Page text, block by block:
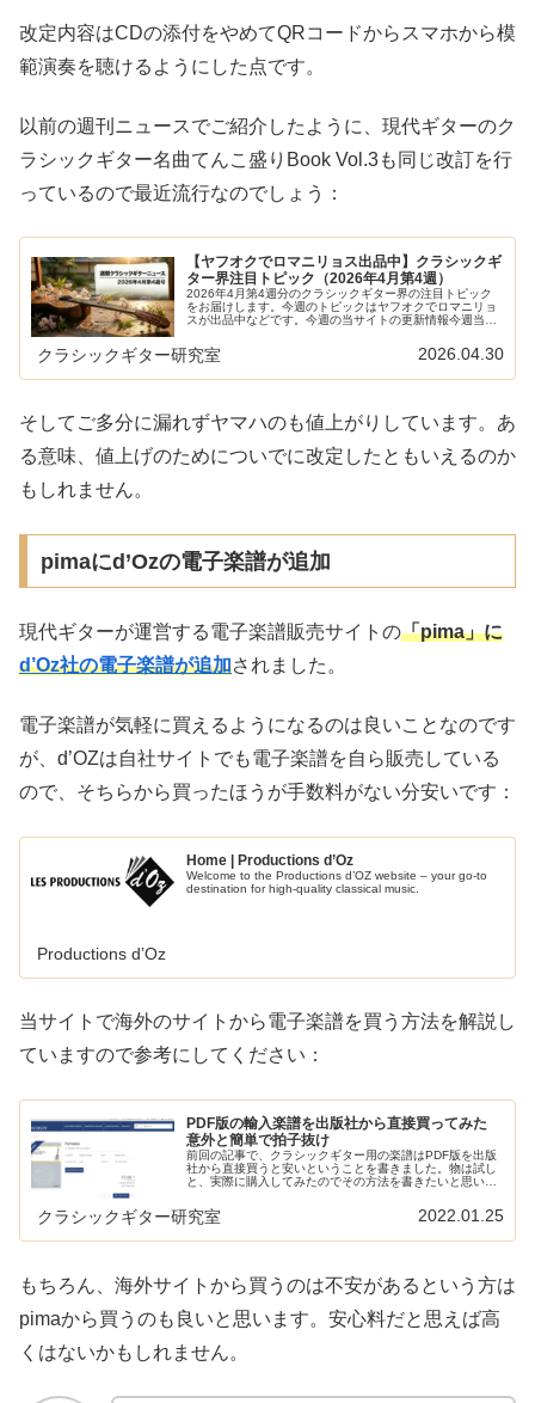
改定内容はCDの添付をやめてQRコードからスマホから模
範演奏を聴けるようにした点です。
以前の週刊ニュースでご紹介したように、現代ギターのク
ラシックギター名曲てんこ盛りBook Vol.3も同じ改訂を行
っているので最近流行なのでしょう：
【ヤフオクでロマニリョス出品中】クラシックギ
ター界注目トピック（2026年4月第4週）
2026年4月第4週分のクラシックギター界の注目トピック
をお届けします。今週のトピックはヤフオクでロマニリョ
スが出品中などです。今週の当サイトの更新情報今週当サ
け高級滑り止めの比較レビュー…
クラシックギター研究室 2026.04.30
そしてご多分に漏れずヤマハのも値上がりしています。あ
る意味、値上げのためについでに改定したともいえるのか
もしれません。
pimaにd’Ozの電子楽譜が追加
現代ギターが運営する電子楽譜販売サイトの「pima」に
d’Oz社の電子楽譜が追加されました。
電子楽譜が気軽に買えるようになるのは良いことなのです
が、d’OZは自社サイトでも電子楽譜を自ら販売している
ので、そちらから買ったほうが手数料がない分安いです：
Home | Productions d’Oz
Welcome to the Productions d’OZ website – your go-to
destination for high-quality classical music.
Productions d’Oz
当サイトで海外のサイトから電子楽譜を買う方法を解説し
ていますので参考にしてください：
PDF版の輸入楽譜を出版社から直接買ってみた
意外と簡単で拍子抜け
前回の記事で、クラシックギター用の楽譜はPDF版を出版
社から直接買うと安いということを書きました。物は試し
と、実際に購入してみたのでその方法を書きたいと思いま
す。クラシックギターの楽譜の買い…
クラシックギター研究室 2022.01.25
もちろん、海外サイトから買うのは不安があるという方は
pimaから買うのも良いと思います。安心料だと思えば高
くはないかもしれません。